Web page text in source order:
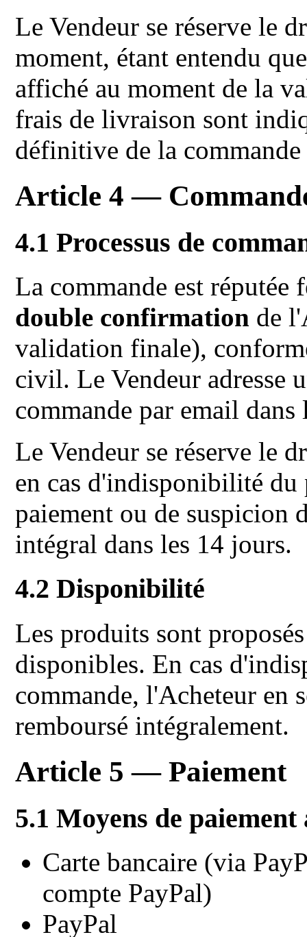
Le Vendeur se réserve le
moment, étant entendu
affiché au moment de la
frais de livraison sont
définitive de la commande
Article 4 —
4.1 Processus de
La commande est
double confirmation de
validation finale),
civil. Le Vendeur adresse
commande par email
Le Vendeur se réserve le
en cas d'indisponibilité
paiement ou de suspicion
intégral dans les 14 jours.
4.2 Disponibilité
Les produits sont
disponibles. En cas
commande, l'Acheteur en
remboursé intégralement.
Article 5 — Paiement
5.1 Moyens de paiement
Carte bancaire (via
compte PayPal)
PayPal